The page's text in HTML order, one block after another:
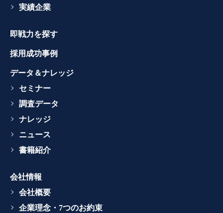
実績企業
即戦力を探す
採用成功事例
データ＆ナレッジ
セミナー
調査データ
ナレッジ
ニュース
書籍紹介
会社情報
会社概要
企業理念・7つのお約束